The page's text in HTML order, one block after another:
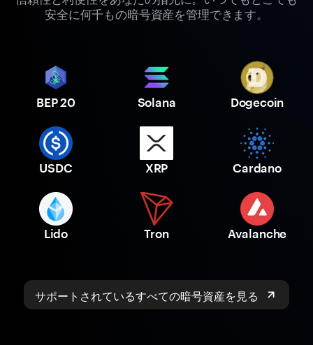
安全に何千もの暗号資産を管理できます。
BEP 20 Solana Dogecoin
USDC XRP Cardano
Lido Tron Avalanche
サポートされているすべての暗号資産を見る